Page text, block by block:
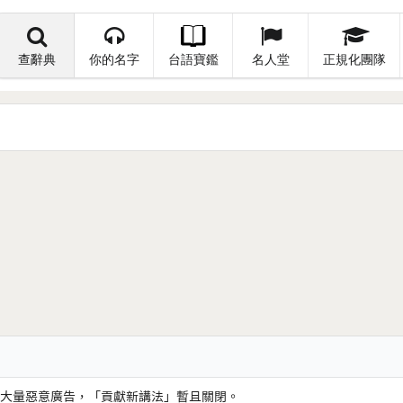
查辭典 你的名字 台語寶鑑 名人堂 正規化團隊
量惡意廣告，「貢獻新講法」暫且關閉。